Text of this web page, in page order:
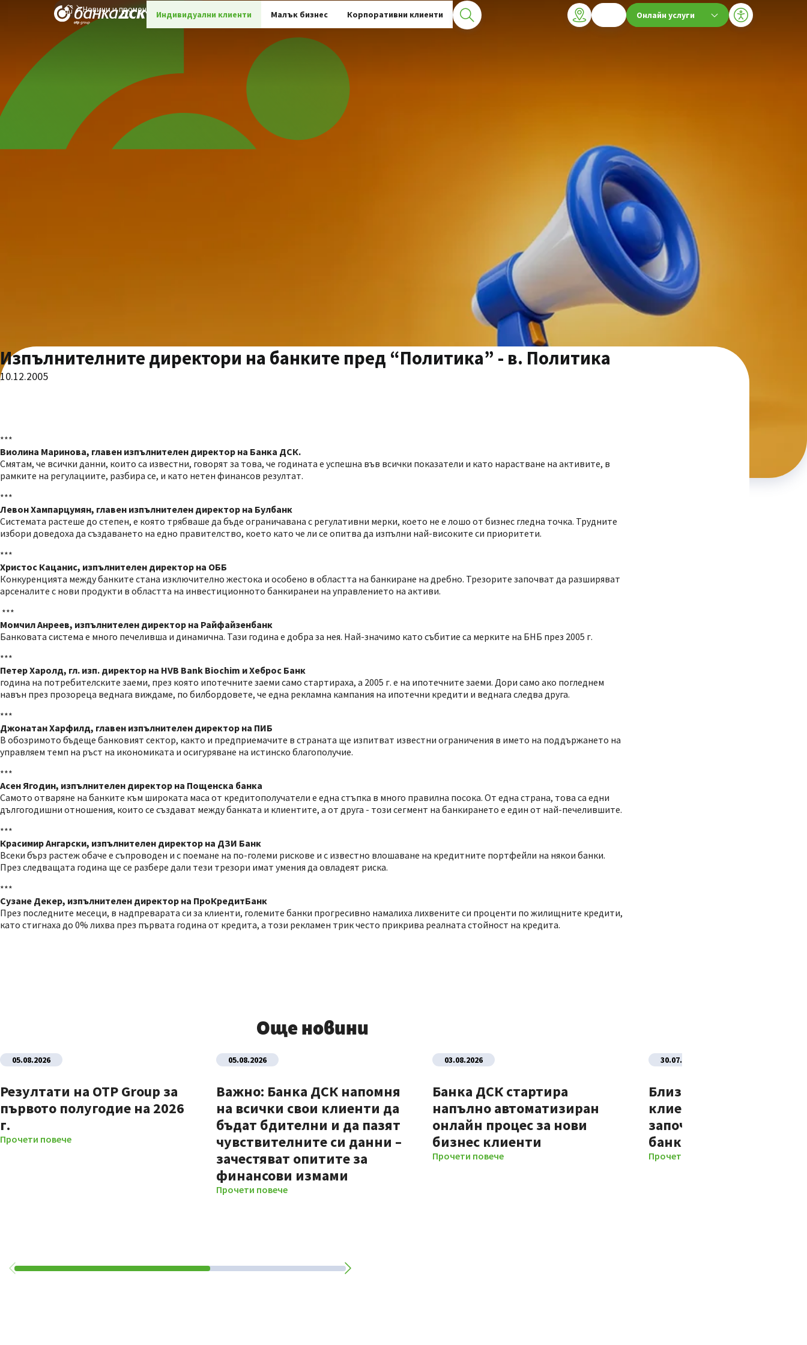
Индивидуални клиенти Малък бизнес Корпоративни клиенти Онлайн услуги
Новини и промоции
Изпълнителните директори на банките пред “Политика” - в. Политика
10.12.2005
***
Виолина Маринова, главен изпълнителен директор на Банка ДСК.
Смятам, че всички данни, които са известни, говорят за това, че годината е успешна във всички показатели и като нарастване на активите, в
рамките на регулациите, разбира се, и като нетен финансов резултат.
***
Левон Хампарцумян, главен изпълнителен директор на Булбанк
Системата растеше до степен, е която трябваше да бъде ограничавана с регулативни мерки, което не е лошо от бизнес гледна точка. Трудните
избори доведоха да създаването на едно правителство, което като че ли се опитва да изпълни най-високите си приоритети.
***
Христос Кацанис, изпълнителен директор на ОББ
Конкуренцията между банките стана изключително жестока и особено в областта на банкиране на дребно. Трезорите започват да разширяват
арсеналите с нови продукти в областта на инвестиционното банкиранеи на управлението на активи.
***
Момчил Анреев, изпълнителен директор на Райфайзенбанк
Банковата система е много печеливша и динамична. Тази година е добра за нея. Най-значимо като събитие са мерките на БНБ през 2005 г.
***
Петер Харолд, гл. изп. директор на HVB Bank Biochim и Хеброс Банк
година на потребителските заеми, през която ипотечните заеми само стартираха, а 2005 г. е на ипотечните заеми. Дори само ако погледнем
навън през прозореца веднага виждаме, по билбордовете, че една рекламна кампания на ипотечни кредити и веднага следва друга.
***
Джонатан Харфилд, главен изпълнителен директор на ПИБ
В обозримото бъдеще банковият сектор, както и предприемачите в страната ще изпитват известни ограничения в името на поддържането на
управляем темп на ръст на икономиката и осигуряване на истинско благополучие.
***
Асен Ягодин, изпълнителен директор на Пощенска банка
Самото отваряне на банките към широката маса от кредитополучатели е една стъпка в много правилна посока. От една страна, това са едни
дългогодишни отношения, които се създават между банката и клиентите, а от друга - този сегмент на банкирането е един от най-печелившите.
***
Красимир Ангарски, изпълнителен директор на ДЗИ Банк
Всеки бърз растеж обаче е съпроводен и с поемане на по-големи рискове и с известно влошаване на кредитните портфейли на някои банки.
През следващата година ще се разбере дали тези трезори имат умения да овладеят риска.
***
Сузане Декер, изпълнителен директор на ПроКредитБанк
През последните месеци, в надпреварата си за клиенти, големите банки прогресивно намалиха лихвените си проценти по жилищните кредити,
като стигнаха до 0% лихва през първата година от кредита, а този рекламен трик често прикрива реалната стойност на кредита.
Още новини
05.08.2026
Резултати на OTP Group за
първото полугодие на 2026
г.
Прочети повече
05.08.2026
Важно: Банка ДСК напомня
на всички свои клиенти да
бъдат бдителни и да пазят
чувствителните си данни –
зачестяват опитите за
финансови измами
Прочети повече
03.08.2026
Банка ДСК стартира
напълно автоматизиран
онлайн процес за нови
бизнес клиенти
Прочети повече
30.07.2026
Близо 70% от новите
клиенти на Банка ДСК
започват отношенията
банката изцяло
Прочети повече